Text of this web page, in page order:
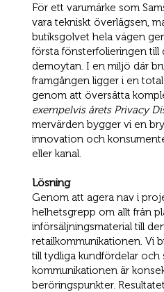
För ett varumärke som
vara tekniskt överlägsen,
butiksgolvet hela vägen
första fönsterfolieringen till
demoytan. I en miljö där
framgången ligger i en
genom att översätta
exempelvis årets Privacy
mervärden bygger vi en
innovation och
eller kanal.
Lösning
Genom att agera nav i
helhetsgrepp om allt från
införsäljningsmaterial till
retailkommunikationen. Vi
till tydliga kundfördelar och
kommunikationen är
beröringspunkter.